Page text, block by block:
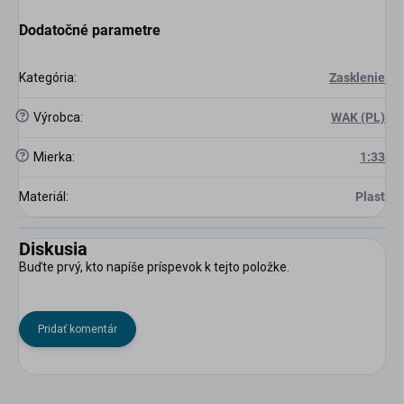
Dodatočné parametre
Kategória: Zasklenie
? Výrobca: WAK (PL)
? Mierka: 1:33
Materiál : Plast
Diskusia
Buďte prvý, kto napíše príspevok k tejto položke.
Pridať komentár